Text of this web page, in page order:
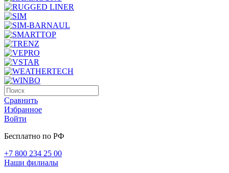
Сравнить
Избранное
Войти
Бесплатно по РФ
+7 800 234 25 00
Наши филиалы